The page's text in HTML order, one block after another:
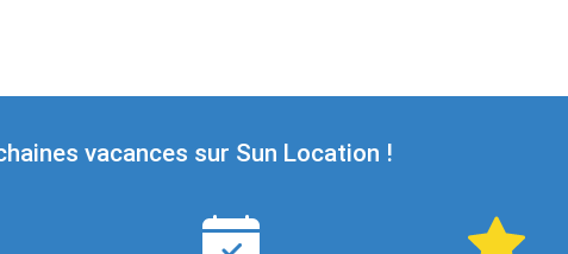
vacances sur Sun Location !